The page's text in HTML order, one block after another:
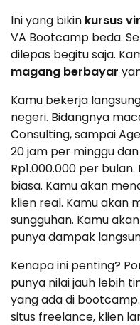
Ini yang bikin kursus
VA Bootcamp beda.
dilepas begitu saja.
magang berbayar
Kamu bekerja
negeri. Bidangnya
Consulting, sampai
20 jam per minggu
Rp1.000.000 per
biasa. Kamu akan
klien real. Kamu akan
sungguhan. Kamu
punya dampak
Kenapa ini penting?
punya nilai jauh lebih
yang ada di
situs freelance, klien